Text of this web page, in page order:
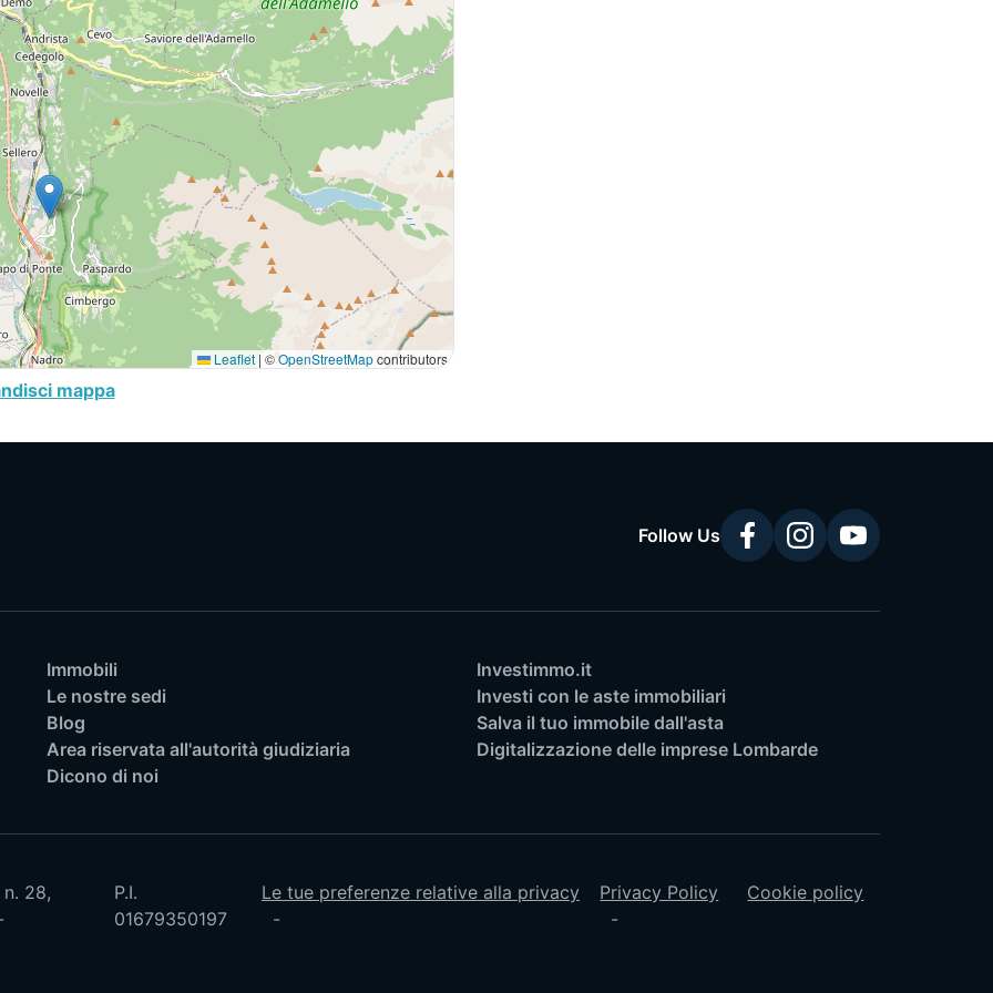
Leaflet | ©OpenStreetMapcontributors
mappa
Follow Us
Immobili
Le nostre sedi
Blog
Area riservata all'autorità giudiziaria
Dicono di noi
Investimmo.it
Investi con le aste immobiliari
Salva il tuo immobile dall'asta
Digitalizzazione delle imprese Lombarde
28,
P.I.
01679350197
Le tue preferenze relative alla privacy Privacy Policy Cookie policy